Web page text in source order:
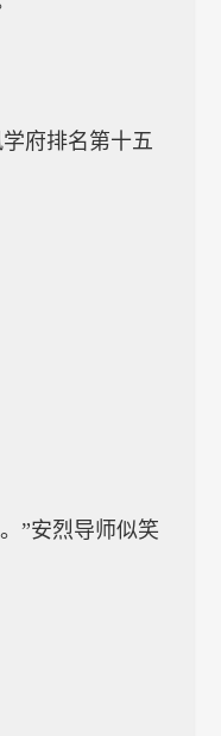
府排名第十五
”安烈导师似笑